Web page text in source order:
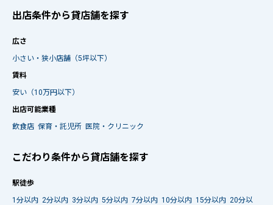
出店条件から貸店舗を探す
広さ
小さい・狭小店舗（5坪以下）
賃料
安い（10万円以下）
出店可能業種
飲食店 保育・託児所 医院・クリニック
こだわり条件から貸店舗を探す
駅徒歩
1分以内 2分以内 3分以内 5分以内 7分以内 10分以内 15分以内 20分以